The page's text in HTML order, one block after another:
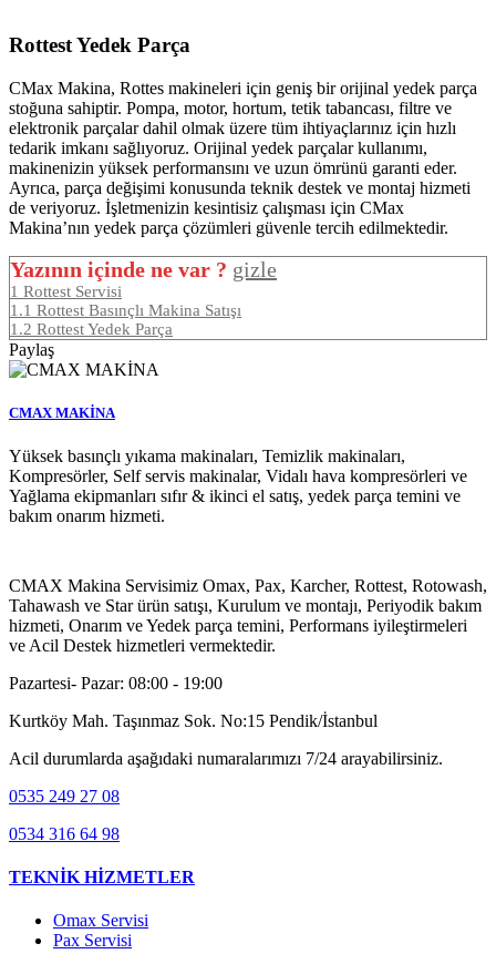
Rottest Yedek Parça
CMax Makina, Rottes makineleri için geniş bir orijinal yedek parça
stoğuna sahiptir. Pompa, motor, hortum, tetik tabancası, filtre ve
elektronik parçalar dahil olmak üzere tüm ihtiyaçlarınız için hızlı
tedarik imkanı sağlıyoruz. Orijinal yedek parçalar kullanımı,
makinenizin yüksek performansını ve uzun ömrünü garanti eder.
Ayrıca, parça değişimi konusunda teknik destek ve montaj hizmeti
de veriyoruz. İşletmenizin kesintisiz çalışması için CMax
Makina’nın yedek parça çözümleri güvenle tercih edilmektedir.
Yazının içinde ne var ? gizle
1 Rottest Servisi
1.1 Rottest Basınçlı Makina Satışı
1.2 Rottest Yedek Parça
Paylaş
CMAX MAKİNA
Yüksek basınçlı yıkama makinaları, Temizlik makinaları,
Kompresörler, Self servis makinalar, Vidalı hava kompresörleri ve
Yağlama ekipmanları sıfır & ikinci el satış, yedek parça temini ve
bakım onarım hizmeti.
CMAX Makina Servisimiz Omax, Pax, Karcher, Rottest, Rotowash,
Tahawash ve Star ürün satışı, Kurulum ve montajı, Periyodik bakım
hizmeti, Onarım ve Yedek parça temini, Performans iyileştirmeleri
ve Acil Destek hizmetleri vermektedir.
Pazartesi- Pazar: 08:00 - 19:00
Kurtköy Mah. Taşınmaz Sok. No:15 Pendik/İstanbul
Acil durumlarda aşağıdaki numaralarımızı 7/24 arayabilirsiniz.
0535 249 27 08
0534 316 64 98
TEKNİK HİZMETLER
Omax Servisi
Pax Servisi